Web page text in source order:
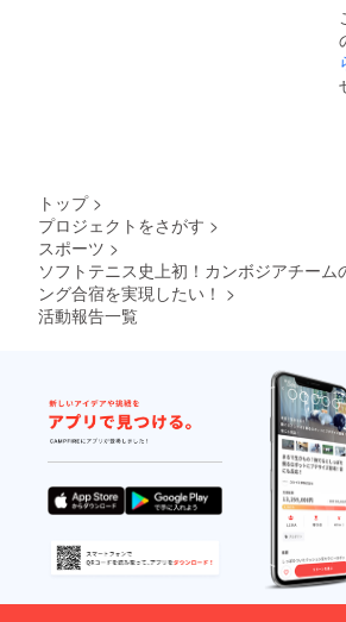
ドファンディングに挑戦中
です。 応援よろしくお願い
します！
くださったおかげで5日間で
目標を達成することができ
ました。 達成した瞬間は嬉
しいという気持ちと同時
に、ソフトテニスを愛する
の熱い気持ちと、カンボジ
アチームには応援してくだ
さる仲間がいることを実感
しました。 そこで、カンボ
ジア代表チームを全員連れ
ていくために必要な金額で
ある、【1,000,000円】を新
トップ >
プロジェクトをさがす >
スポーツ >
ソフトテニス史上初！カンボジアチーム
ング合宿を実現したい！ >
活動報告一覧